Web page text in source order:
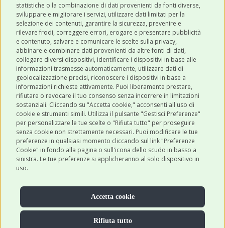
statistiche o la combinazione di dati provenienti da fonti diverse,
sviluppare e migliorare i servizi, utilizzare dati limitati per la
selezione dei contenuti, garantire la sicurezza, prevenire e
rilevare frodi, correggere errori, erogare e presentare pubblicità
e contenuto, salvare e comunicare le scelte sulla privacy,
abbinare e combinare dati provenienti da altre fonti di dati,
collegare diversi dispositivi, identificare i dispositivi in base alle
informazioni trasmesse automaticamente, utilizzare dati di
geolocalizzazione precisi, riconoscere i dispositivi in base a
informazioni richieste attivamente. Puoi liberamente prestare,
rifiutare o revocare il tuo consenso senza incorrere in limitazioni
sostanziali. Cliccando su "Accetta cookie," acconsenti all'uso di
cookie e strumenti simili. Utilizza il pulsante "Gestisci Preferenze"
per personalizzare le tue scelte o "Rifiuta tutto" per proseguire
senza cookie non strettamente necessari. Puoi modificare le tue
preferenze in qualsiasi momento cliccando sul link "Preferenze
Cookie" in fondo alla pagina o sull'icona dello scudo in basso a
sinistra. Le tue preferenze si applicheranno al solo dispositivo in
uso.
Accetta cookie
Rifiuta tutto
CATEGORIE
SHOP ONLINE
CONTATTI
0543 096850
Contattaci